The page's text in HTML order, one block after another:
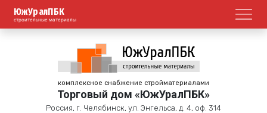
ЮжУралПБК
строительные материалы
комплексное снабжение стройматериалами
Торговый дом «ЮжУралПБК»
Россия, г. Челябинск, ул. Энгельса, д. 4, оф. 314